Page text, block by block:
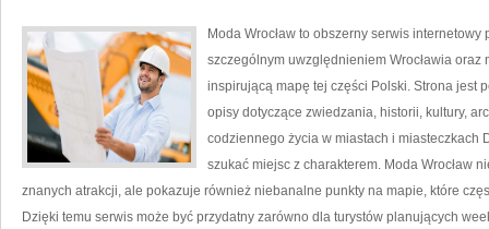
Moda Wrocław to obszerny serwis
szczególnym uwzględnieniem Wrocławia
inspirującą mapę tej części Polski. Strona jest
opisy dotyczące zwiedzania, historii, kultury,
codziennego życia w miastach i miasteczkach
szukać miejsc z charakterem. Moda Wrocław
znanych atrakcji, ale pokazuje również niebanalne punkty na mapie, które
Dzięki temu serwis może być przydatny zarówno dla turystów planujących